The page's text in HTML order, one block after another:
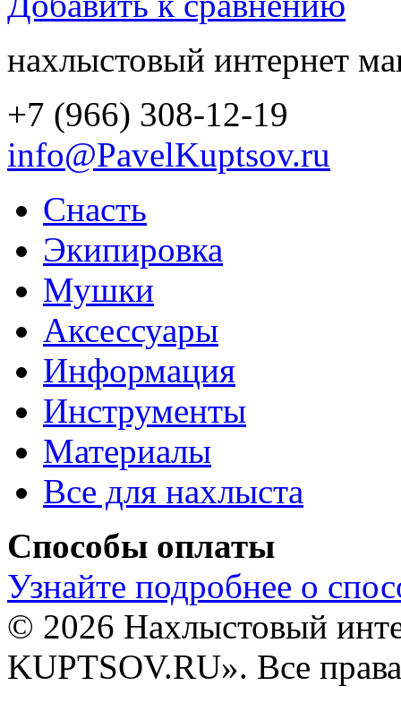
нахлыстовый интернет
+7 (966) 308-12-19
info@PavelKuptsov.ru
Снасть
Экипировка
Мушки
Аксессуары
Информация
Инструменты
Материалы
Все для нахлыста
Способы оплаты
Узнайте подробнее о
© 2026 Нахлыстовый
KUPTSOV.RU». Все